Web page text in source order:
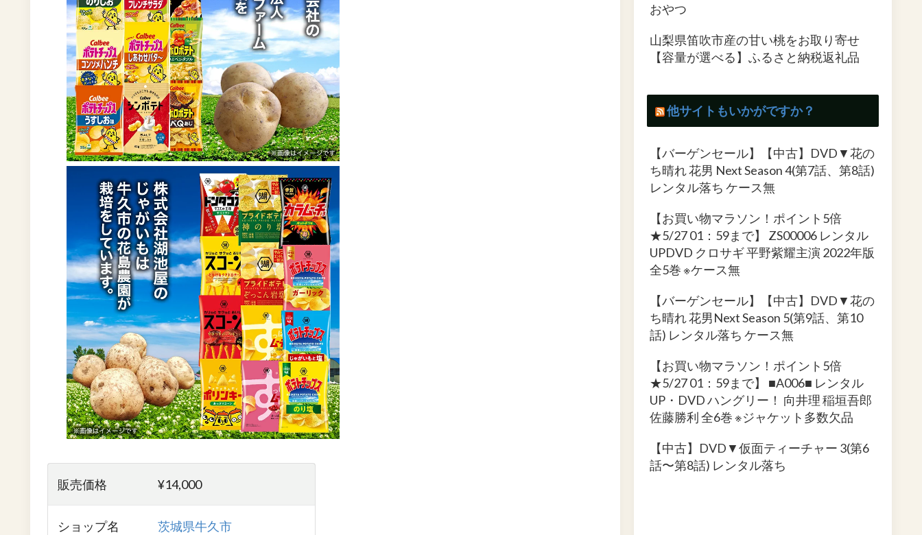
販売価格 ¥14,000
ショップ名 茨城県牛久市
おやつ
山梨県笛吹市産の甘い桃をお取り寄せ
【容量が選べる】ふるさと納税返礼品
他サイトもいかがですか？
【バーゲンセール】【中古】DVD▼花の
ち晴れ 花男 Next Season 4(第7話、第8話)
レンタル落ち ケース無
【お買い物マラソン！ポイント5倍
★5/27 01：59まで】 ZS00006 レンタル
UPDVD クロサギ 平野紫耀主演 2022年版
全5巻 ※ケース無
【バーゲンセール】【中古】DVD▼花の
ち晴れ 花男Next Season 5(第9話、第10
話) レンタル落ち ケース無
【お買い物マラソン！ポイント5倍
★5/27 01：59まで】 ■A006■ レンタル
UP・DVD ハングリー！ 向井理 稲垣吾郎
佐藤勝利 全6巻 ※ジャケット多数欠品
【中古】DVD▼仮面ティーチャー 3(第6
話〜第8話) レンタル落ち